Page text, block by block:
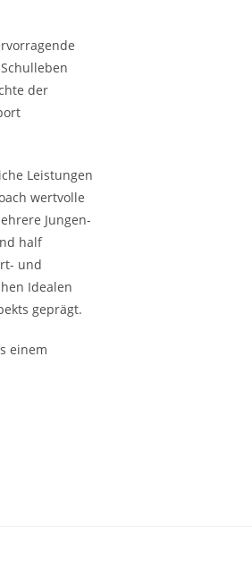
der
Leistungen
wertvolle
Jungen-
half
und
Idealen
geprägt.
einem